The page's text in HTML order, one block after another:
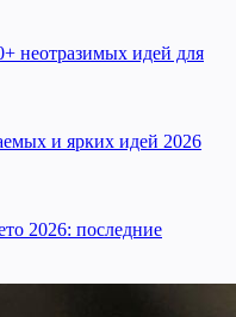
неотразимых идей для
и ярких идей 2026
2026: последние